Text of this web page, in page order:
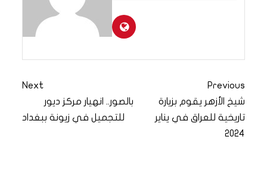
Previous
شيخ الأزهر يقوم بزيارة
تاريخية للعراق في يناير
2024
Next
بالصور.. انهيار مركز ديور
للتجميل في زيونة ببغداد